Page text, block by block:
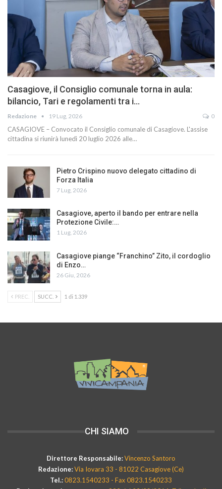
Casagiove, il Consiglio comunale torna in aula:
bilancio, Tari e regolamenti tra i…
Redazione 19 Lug, 2026 0
CASAGIOVE – Convocato il Consiglio comunale di Casagiove. L'assise
cittadina si riunirà lunedì 20 luglio 2026 alle…
Pietro Crispino nuovo delegato cittadino di
Forza Italia
7 Lug, 2026
Casagiove, aperto il bando per entrare nella
Protezione Civile:…
1 Lug, 2026
Casagiove piange “Franchino” Zito, il cordoglio
di Enzo…
26 Giu, 2026
PREC. SUCC. 1 di 1.339
CHI SIAMO
Direttore Responsabile:Vincenzo Santoro
Redazione:Via Iovara 33 - 81022 Casagiove (Ce)
Tel.:0823.1540233 - Fax 0823.1540233